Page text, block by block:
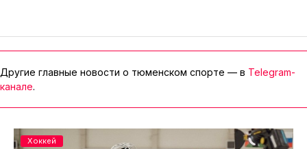
Другие главные новости о тюменском спорте — в Telegram-
канале.
Хоккей